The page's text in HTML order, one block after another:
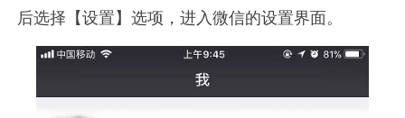
后选择【设置】选项，进入微信的设置界面。